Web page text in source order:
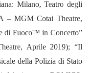
Milano, Teatro degli
– MGM Cotai Theatre,
di Fuoco™ in Concerto”
Aprile 2019); “Il
della Polizia di Stato